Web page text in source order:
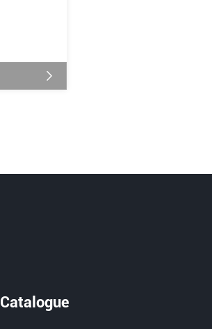
Catalogue